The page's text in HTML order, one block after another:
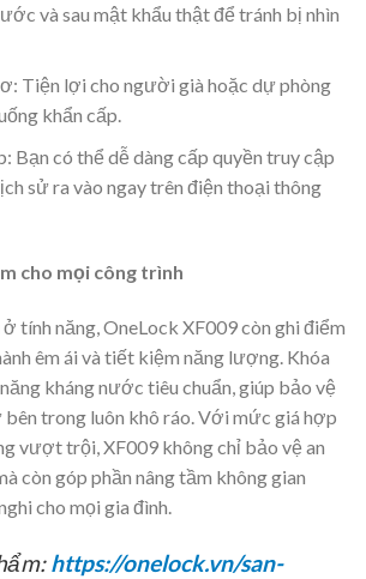
và sau mật khẩu thật để tránh bị nhìn
Tiện lợi cho người già hoặc dự phòng
khẩn cấp.
Bạn có thể dễ dàng cấp quyền truy cập
sử ra vào ngay trên điện thoại thông
cho mọi công trình
tính năng, OneLock XF009 còn ghi điểm
êm ái và tiết kiệm năng lượng. Khóa
kháng nước tiêu chuẩn, giúp bảo vệ
trong luôn khô ráo. Với mức giá hợp
vượt trội, XF009 không chỉ bảo vệ an
còn góp phần nâng tầm không gian
cho mọi gia đình.
https://onelock.vn/san-